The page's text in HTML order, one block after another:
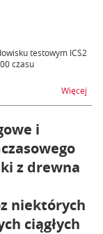
testowym ICS2
czasu
Więcej
i
z drewna
niektórych
ciągłych